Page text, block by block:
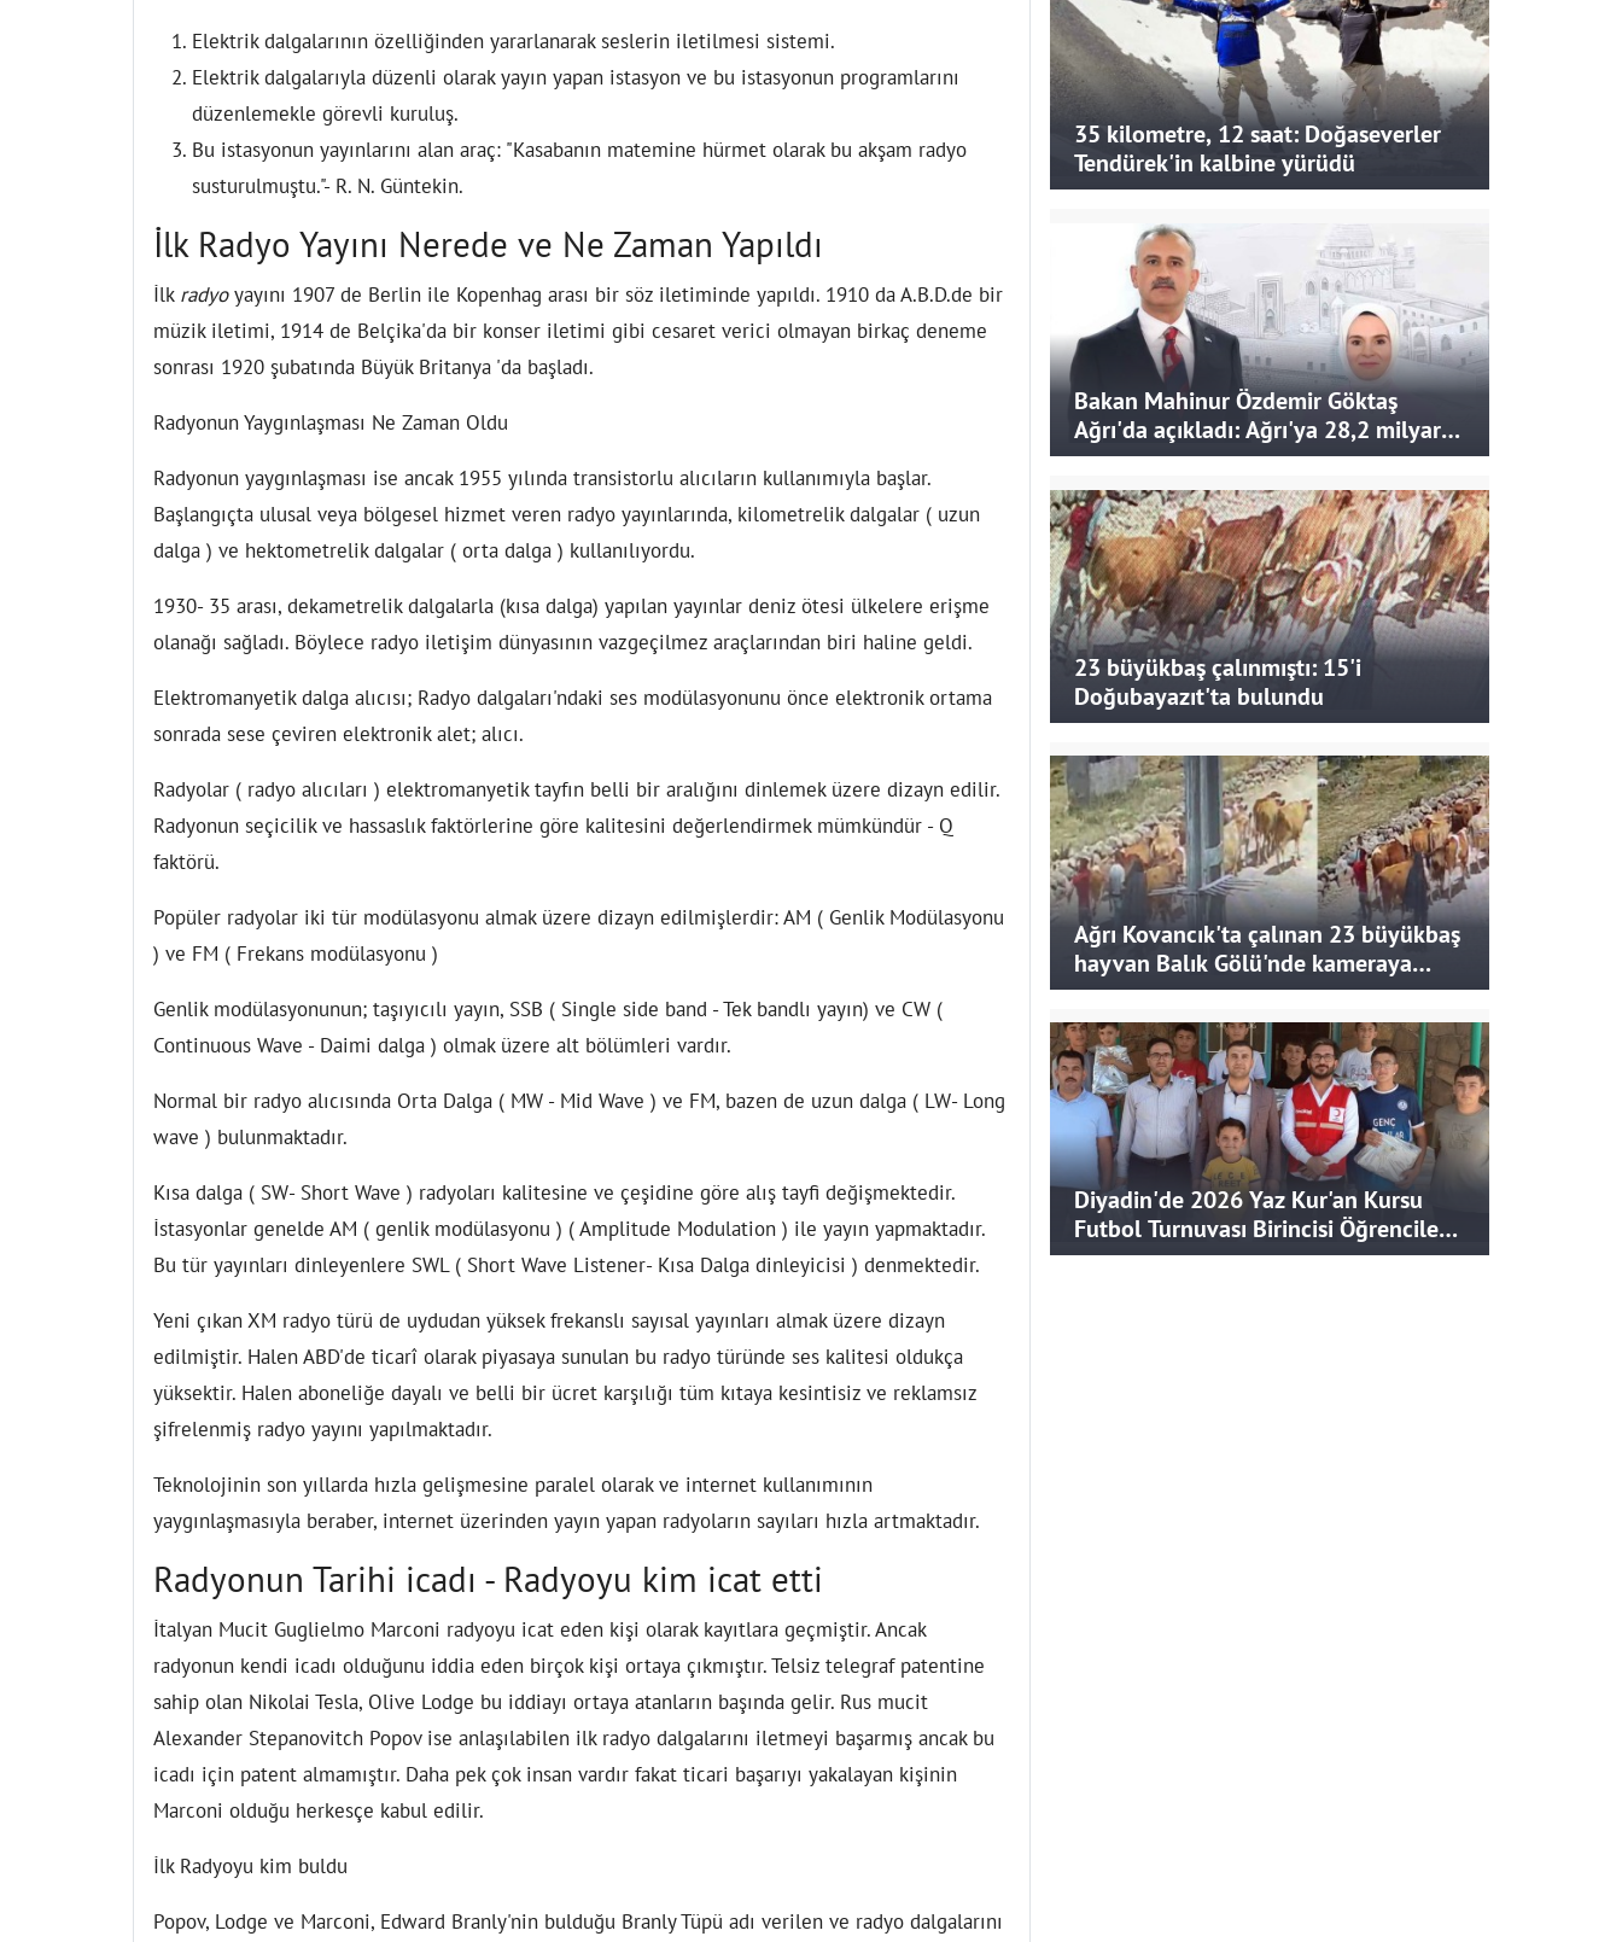
Elektrik dalgalarının özelliğinden yararlanarak seslerin iletilmesi sistemi.
Elektrik dalgalarıyla düzenli olarak yayın yapan istasyon ve bu istasyonun programlarını
düzenlemekle görevli kuruluş.
Bu istasyonun yayınlarını alan araç: "Kasabanın matemine hürmet olarak bu akşam radyo
susturulmuştu."- R. N. Güntekin.
İlk Radyo Yayını Nerede ve Ne Zaman Yapıldı
İlk radyoyayını 1907 de Berlin ile Kopenhag arası bir söz iletiminde yapıldı. 1910 da A.B.D.de bir
müzik iletimi, 1914 de Belçika'da bir konser iletimi gibi cesaret verici olmayan birkaç deneme
sonrası 1920 şubatında Büyük Britanya 'da başladı.
Radyonun Yaygınlaşması Ne Zaman Oldu
Radyonun yaygınlaşması ise ancak 1955 yılında transistorlu alıcıların kullanımıyla başlar.
Başlangıçta ulusal veya bölgesel hizmet veren radyo yayınlarında, kilometrelik dalgalar ( uzun
dalga ) ve hektometrelik dalgalar ( orta dalga ) kullanılıyordu.
1930- 35 arası, dekametrelik dalgalarla (kısa dalga) yapılan yayınlar deniz ötesi ülkelere erişme
olanağı sağladı. Böylece radyo iletişim dünyasının vazgeçilmez araçlarından biri haline geldi.
Elektromanyetik dalga alıcısı; Radyo dalgaları'ndaki ses modülasyonunu önce elektronik ortama
sonrada sese çeviren elektronik alet; alıcı.
Radyolar ( radyo alıcıları ) elektromanyetik tayfın belli bir aralığını dinlemek üzere dizayn edilir.
Radyonun seçicilik ve hassaslık faktörlerine göre kalitesini değerlendirmek mümkündür - Q
faktörü.
Popüler radyolar iki tür modülasyonu almak üzere dizayn edilmişlerdir: AM ( Genlik Modülasyonu
) ve FM ( Frekans modülasyonu )
Genlik modülasyonunun; taşıyıcılı yayın, SSB ( Single side band - Tek bandlı yayın) ve CW (
Continuous Wave - Daimi dalga ) olmak üzere alt bölümleri vardır.
Normal bir radyo alıcısında Orta Dalga ( MW - Mid Wave ) ve FM, bazen de uzun dalga ( LW- Long
wave ) bulunmaktadır.
Kısa dalga ( SW- Short Wave ) radyoları kalitesine ve çeşidine göre alış tayfi değişmektedir.
İstasyonlar genelde AM ( genlik modülasyonu ) ( Amplitude Modulation ) ile yayın yapmaktadır.
Bu tür yayınları dinleyenlere SWL ( Short Wave Listener- Kısa Dalga dinleyicisi ) denmektedir.
Yeni çıkan XM radyo türü de uydudan yüksek frekanslı sayısal yayınları almak üzere dizayn
edilmiştir. Halen ABD'de ticarî olarak piyasaya sunulan bu radyo türünde ses kalitesi oldukça
yüksektir. Halen aboneliğe dayalı ve belli bir ücret karşılığı tüm kıtaya kesintisiz ve reklamsız
şifrelenmiş radyo yayını yapılmaktadır.
Teknolojinin son yıllarda hızla gelişmesine paralel olarak ve internet kullanımının
yaygınlaşmasıyla beraber, internet üzerinden yayın yapan radyoların sayıları hızla artmaktadır.
Radyonun Tarihi icadı - Radyoyu kim icat etti
İtalyan Mucit Guglielmo Marconi radyoyu icat eden kişi olarak kayıtlara geçmiştir. Ancak
radyonun kendi icadı olduğunu iddia eden birçok kişi ortaya çıkmıştır. Telsiz telegraf patentine
sahip olan Nikolai Tesla, Olive Lodge bu iddiayı ortaya atanların başında gelir. Rus mucit
Alexander Stepanovitch Popov ise anlaşılabilen ilk radyo dalgalarını iletmeyi başarmış ancak bu
icadı için patent almamıştır. Daha pek çok insan vardır fakat ticari başarıyı yakalayan kişinin
Marconi olduğu herkesçe kabul edilir.
İlk Radyoyu kim buldu
Popov, Lodge ve Marconi, Edward Branly'nin bulduğu Branly Tüpü adı verilen ve radyo dalgalarını
35 kilometre, 12 saat: Doğaseverler
Tendürek'in kalbine yürüdü
Bakan Mahinur Özdemir Göktaş
Ağrı'da açıkladı: Ağrı'ya 28,2 milyar
liralık yatırım ve destek sağlandı
23 büyükbaş çalınmıştı: 15'i
Doğubayazıt'ta bulundu
Ağrı Kovancık'ta çalınan 23 büyükbaş
hayvan Balık Gölü'nde kameraya
takıldı
Diyadin'de 2026 Yaz Kur'an Kursu
Futbol Turnuvası Birincisi Öğrencilere
Hediye